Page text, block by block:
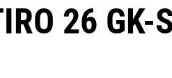
26 GK-